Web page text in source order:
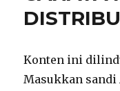
Konten ini
Masukkan